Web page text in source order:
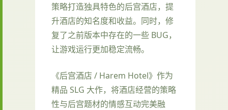
策略打造独具特色的后宫酒店，提
升酒店的知名度和收益。同时，修
复了之前版本中存在的一些 BUG，
让游戏运行更加稳定流畅。
《后宫酒店 / Harem Hotel》作为
精品 SLG 大作，将酒店经营的策略
性与后宫题材的情感互动完美融